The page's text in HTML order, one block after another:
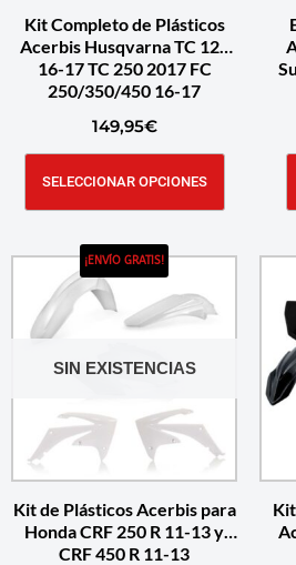
Kit Completo de Plásticos
Acerbis Husqvarna TC 125
16-17 TC 250 2017 FC
250/350/450 16-17
149,95€
SELECCIONAR OPCIONES
SIN EXISTENCIAS
¡ENVÍO GRATIS!
Kit de Plásticos Acerbis para
Honda CRF 250 R 11-13 y
CRF 450 R 11-13